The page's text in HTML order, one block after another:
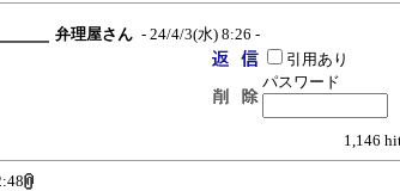
弁理屋さん - 24/4/3(水) 8:26 -
引用あり
パスワード
1,146